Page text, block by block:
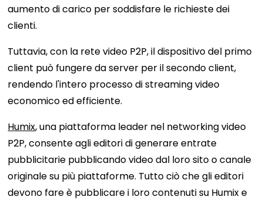
aumento di carico per soddisfare le richieste dei
clienti.
Tuttavia, con la rete video P2P, il dispositivo del primo
client può fungere da server per il secondo client,
rendendo l'intero processo di streaming video
economico ed efficiente.
Humix, una piattaforma leader nel networking video
P2P, consente agli editori di generare entrate
pubblicitarie pubblicando video dal loro sito o canale
originale su più piattaforme. Tutto ciò che gli editori
devono fare è pubblicare i loro contenuti su Humix e